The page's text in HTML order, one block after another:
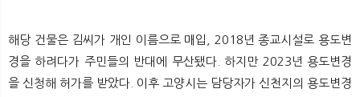
해당 건물은 김씨가 개인 이름으로 매입, 2018년 종교시설로 용도변
경을 하려다가 주민들의 반대에 무산됐다. 하지만 2023년 용도변경
을 신청해 허가를 받았다. 이후 고양시는 담당자가 신천지의 용도변경